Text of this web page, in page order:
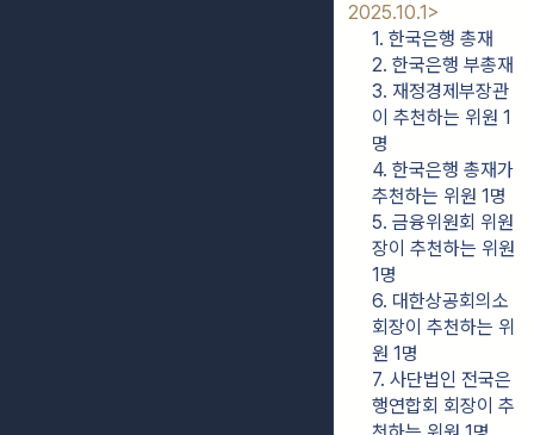
2025.10.1>
1. 한국은행 총재
2. 한국은행 부총재
3. 재정경제부장관
이 추천하는 위원 1
명
4. 한국은행 총재가
추천하는 위원 1명
5. 금융위원회 위원
장이 추천하는 위원
1명
6. 대한상공회의소
회장이 추천하는 위
원 1명
7. 사단법인 전국은
행연합회 회장이 추